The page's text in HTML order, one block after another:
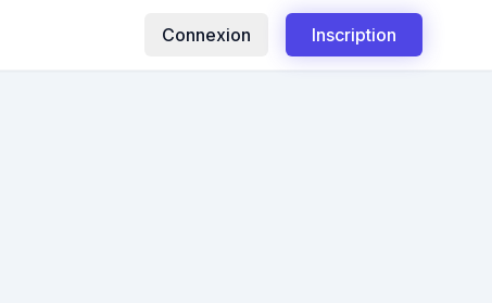
Connexion Inscription